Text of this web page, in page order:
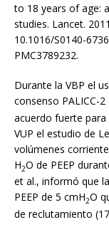
to 18 years of age:
studies. Lancet.
10.1016/S0140-
PMC3789232.
Durante la VBP el
consenso PALICC-
acuerdo fuerte
VUP el estudio de
volúmenes
H2O de PEEP
et al., informó que
PEEP de 5 cmH2O
de reclutamiento